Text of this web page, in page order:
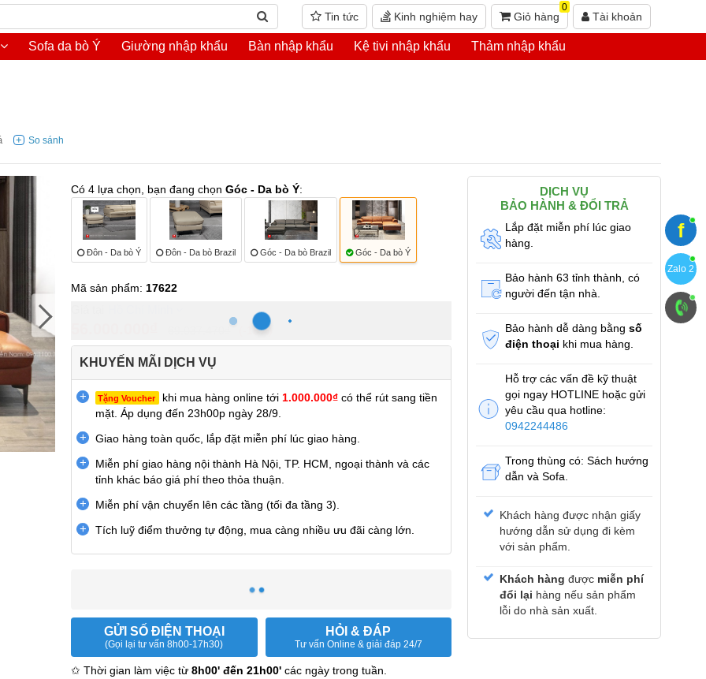
Tin tức Kinh nghiệm hay Giỏ hàng
0
Tài khoản
Sofa da bò Ý Giường nhập khẩu Bàn nhập khẩu Kệ tivi nhập khẩu Thảm nhập khẩu
list...
Có 4 lựa chọn, bạn đang chọnGóc - Da bò Ý:
Đôn - Da bò Ý Đôn - Da bò Brazil Góc - Da bò Brazil Góc - Da bò Ý
Mã sản phẩm: 17622
-18%
KHUYẾN MÃI DỊCH VỤ
Tặng Voucher khi mua hàng online tới 1.000.000₫ có thể rút sang tiền
mặt. Áp dụng đến 23h00p ngày 28/9.
Giao hàng toàn quốc, lắp đặt miễn phí lúc giao hàng.
Miễn phí giao hàng nội thành Hà Nội, TP. HCM, ngoại thành và các
tỉnh khác báo giá phí theo thỏa thuận.
Miễn phí vận chuyển lên các tầng (tối đa tầng 3).
Tích luỹ điểm thưởng tự động, mua càng nhiều ưu đãi càng lớn.
GỬI SỐ ĐIỆN THOẠI
(Gọi lại tư vấn 8h00-17h30)
HỎI & ĐÁP
Tư vấn Online & giải đáp 24/7
✩ Thời gian làm việc từ8h00' đến 21h00' các ngày trong tuần.
DỊCH VỤ
BẢO HÀNH & ĐỔI TRẢ
Lắp đặt miễn phí lúc giao
hàng.
Bảo hành 63 tỉnh thành, có
người đến tận nhà.
Bảo hành dễ dàng bằng số
điện thoại khi mua hàng.
Hỗ trợ các vấn đề kỹ thuật
gọi ngay HOTLINE hoặc gửi
yêu cầu qua hotline:
0942244486
Trong thùng có: Sách hướng
dẫn và Sofa.
Khách hàng được nhận giấy
hướng dẫn sử dụng đi kèm
với sản phẩm.
Khách hàng được miễn phí
đổi lại hàng nếu sản phẩm
lỗi do nhà sản xuất.
f
Zalo 2